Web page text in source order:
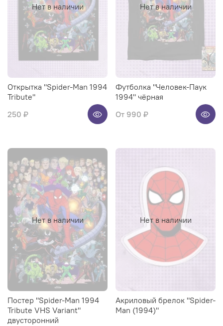
Нет в наличии
Открытка "Spider-Man 1994
Tribute"
250 ₽
Нет в наличии
Футболка "Человек-Паук
1994" чёрная
От 990 ₽
Нет в наличии
Постер "Spider-Man 1994
Tribute VHS Variant"
двусторонний
Нет в наличии
Акриловый брелок "Spider-
Man (1994)"